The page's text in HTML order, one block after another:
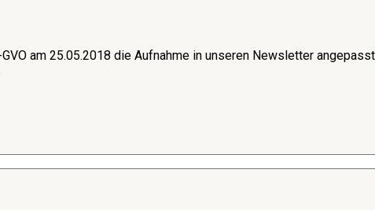
am 25.05.2018 die Aufnahme in unseren Newsletter